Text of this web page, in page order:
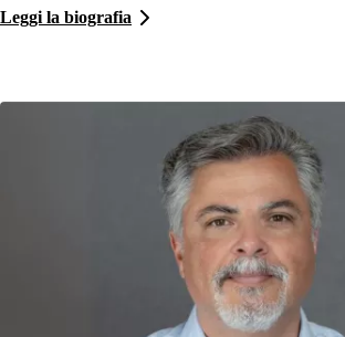
Leggi la biografia